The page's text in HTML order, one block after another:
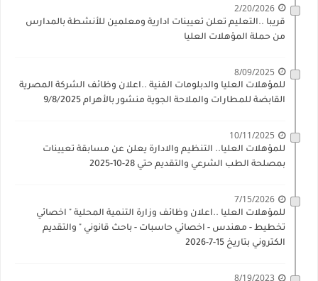
2/20/2026
قريبا ..التعليم تعلن تعيينات ادارية ومعلمين للأنشطة بالمدارس
من حملة المؤهلات العليا
8/09/2025
للمؤهلات العليا والدبلومات الفنية ..اعلان وظائف الشركة المصرية
القابضة للمطارات والملاحة الجوية منشور بالأهرام 9/8/2025
10/11/2025
للمؤهلات العليا.. التنظيم والادارة يعلن عن مسابقة تعيينات
بمصلحة الطب الشرعي والتقديم حتي 28-10-2025
7/15/2026
للمؤهلات العليا ..اعلان وظائف وزارة التنمية المحلية " اخصائي
تخطيط - مهندس - اخصائي حاسبات - باحث قانوني " والتقديم
الكتروني بتاريخ 15-7-2026
8/19/2023